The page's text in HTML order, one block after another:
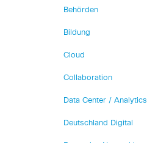
Behörden
Bildung
Cloud
Collaboration
Data Center / Analytics
Deutschland Digital